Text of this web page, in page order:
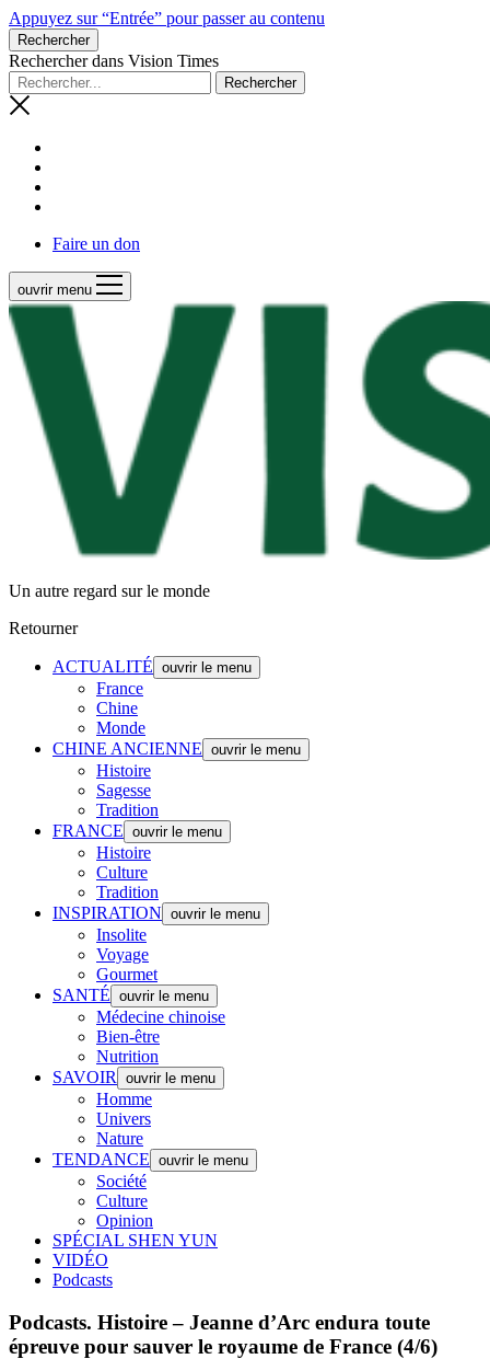
Appuyez sur “Entrée” pour passer au contenu
Rechercher
Rechercher dans Vision Times
Faire un don
ouvrir menu
Un autre regard sur le monde
Retourner
ACTUALITÉ ouvrir le menu
France
Chine
Monde
CHINE ANCIENNE ouvrir le menu
Histoire
Sagesse
Tradition
FRANCE ouvrir le menu
Histoire
Culture
Tradition
INSPIRATION ouvrir le menu
Insolite
Voyage
Gourmet
SANTÉ ouvrir le menu
Médecine chinoise
Bien-être
Nutrition
SAVOIR
ouvrir le menu
Homme
Univers
Nature
TENDANCE ouvrir le menu
Société
Culture
Opinion
SPÉCIAL SHEN YUN
VIDÉO
Podcasts
Podcasts. Histoire – Jeanne d’Arc endura toute
épreuve pour sauver le royaume de France (4/6)